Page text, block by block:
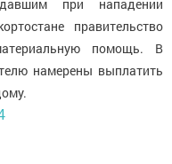
при нападении
правительство
помощь. В
намерены выплатить